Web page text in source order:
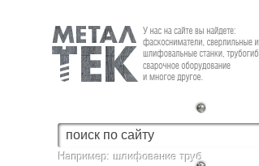
Fein — Профессиональный электроинструмент для обработки
металла.
Например: шлифование труб